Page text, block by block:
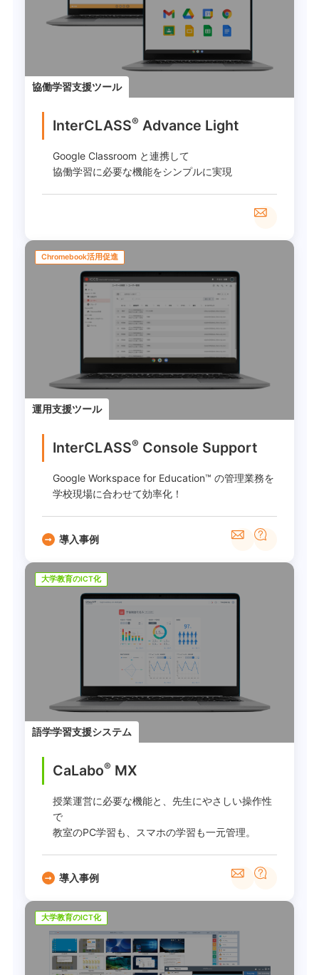
協働学習支援ツール
InterCLASS® ︎ Advance Light
Google Classroom と連携して
協働学習に必要な機能をシンプルに実現
Chromebook活用促進
運用支援ツール
InterCLASS® ︎ Console Support
Google Workspace for Education™ の管理業務を
学校現場に合わせて効率化！
導入事例
大学教育のICT化
語学学習支援システム
CaLabo® MX
授業運営に必要な機能と、先生にやさしい操作性
で
教室のPC学習も、スマホの学習も一元管理。
導入事例
大学教育のICT化